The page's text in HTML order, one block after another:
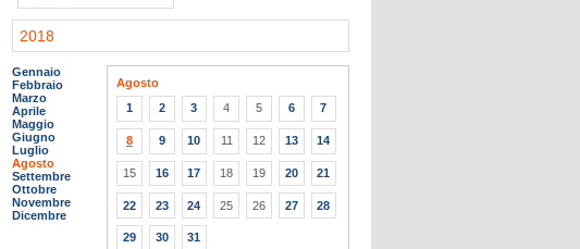
2018
Gennaio
Febbraio
Marzo
Aprile
Maggio
Giugno
Luglio
Agosto
Settembre
Ottobre
Novembre
Dicembre
Agosto
1
2 3 4 5 6 7
8 9 10 11 12 13 14
15 16 17 18 19 20 21
22 23 24 25 26 27 28
29 30 31